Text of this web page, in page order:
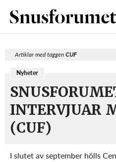
Artiklar med taggenCUF
Nyheter
INTERVJUAR
(CUF)
I slutet av september hölls